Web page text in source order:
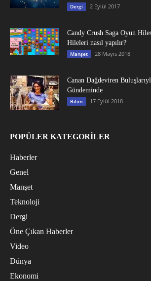
Dergi 2 Eylül 2017
Candy Crush Saga Oyun
Hileleri nasıl yapılır?
Manşet 28 Mayıs 2018
Canan Dağdeviren
Gündeminde
Bilim 17 Eylül 2018
POPÜLER KATEGORİLER
Haberler
Genel
Manşet
Teknoloji
Dergi
Öne Çıkan Haberler
Video
Dünya
Ekonomi